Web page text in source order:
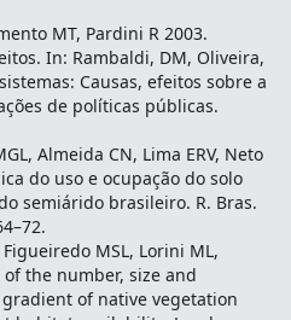
MT, Pardini R 2003.
In: Rambaldi, DM, Oliveira,
Causas, efeitos sobre a
de políticas públicas.
Almeida CN, Lima ERV, Neto
do uso e ocupação do solo
semiárido brasileiro. R. Bras.
MSL, Lorini ML,
of the number, size and
of native vegetation